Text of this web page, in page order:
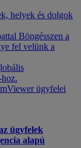
helyek és dolgok
Böngésszen a
fel velünk a
ügyfelei
ügyfelek
alapú